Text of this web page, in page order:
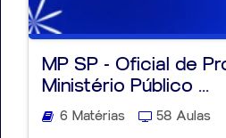
MP SP - Oficial de
Ministério Público ...
6 Matérias 58 Aulas